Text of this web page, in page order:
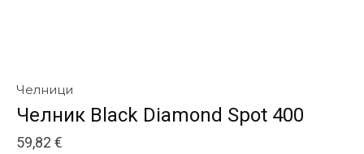
Челници
Челник Black Diamond Spot 400
59,82 €